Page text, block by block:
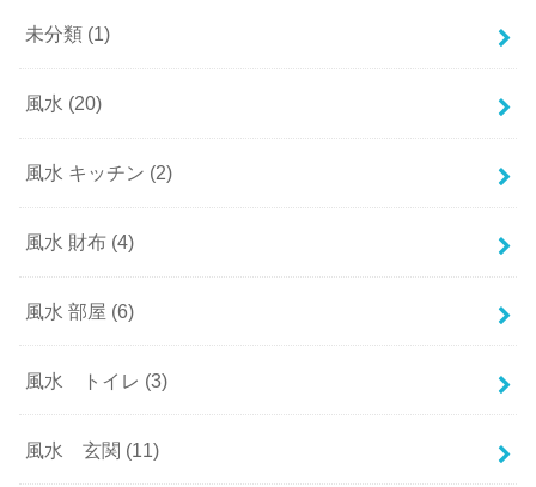
未分類 (1)
風水 (20)
風水 キッチン (2)
風水 財布 (4)
風水 部屋 (6)
風水 トイレ (3)
風水 玄関 (11)